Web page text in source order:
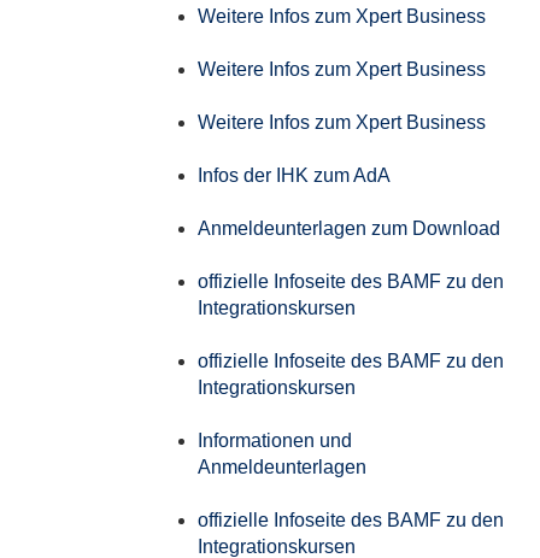
Weitere Infos zum Xpert Business
Weitere Infos zum Xpert Business
Weitere Infos zum Xpert Business
Infos der IHK zum AdA
Anmeldeunterlagen zum Download
offizielle Infoseite des BAMF zu den
Integrationskursen
offizielle Infoseite des BAMF zu den
Integrationskursen
Informationen und
Anmeldeunterlagen
offizielle Infoseite des BAMF zu den
Integrationskursen